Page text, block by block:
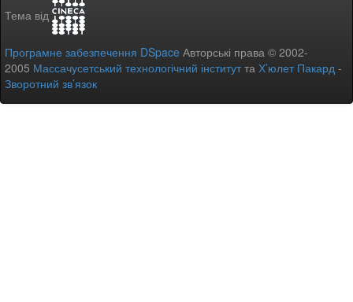
Тема від
Програмне забезпечення DSpace Авторські права © 2002-
2005 Массачусетський технологічний інститутта Х’юлет Пакард -
Зворотний зв’язок